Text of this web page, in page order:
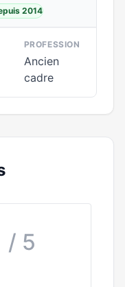
2014
PROFESSION
Ancien
cadre
/ 5